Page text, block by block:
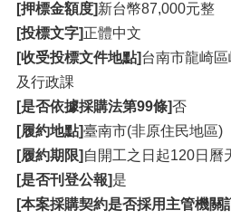
[押標金額度]新台幣87,000元整
[投標文字]正體中文
[收受投標文件地點]台南市龍崎
及行政課
[是否依據採購法第99條]否
[履約地點]臺南市(非原住民地區)
[履約期限] 自開工之日起120日曆
[是否刊登公報]是
[本案採購契約是否採用主管機關